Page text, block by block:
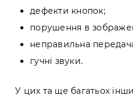
дефекти кнопок;
порушення в
неправильна
гучні звуки.
У цих та ще багатьох